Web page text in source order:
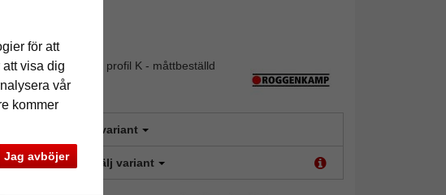
för att
visa dig
vår
kommer
Jag avböjer
Aluminiumram profil K - måttbeställd
Välj variant
glasart: Välj variant